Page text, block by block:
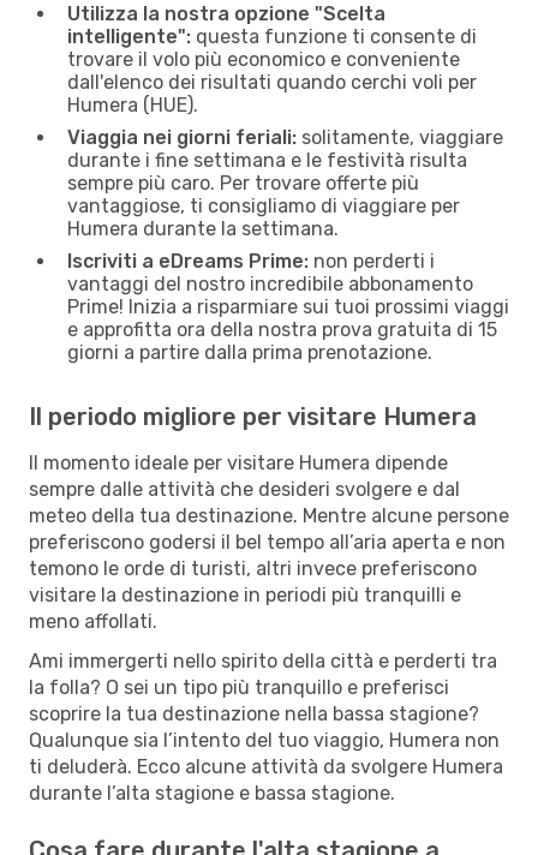
Utilizza la nostra opzione "Scelta
intelligente": questa funzione ti consente di
trovare il volo più economico e conveniente
dall'elenco dei risultati quando cerchi voli per
Humera (HUE).
Viaggia nei giorni feriali: solitamente, viaggiare
durante i fine settimana e le festività risulta
sempre più caro. Per trovare offerte più
vantaggiose, ti consigliamo di viaggiare per
Humera durante la settimana.
Iscriviti a eDreams Prime: non perderti i
vantaggi del nostro incredibile abbonamento
Prime! Inizia a risparmiare sui tuoi prossimi viaggi
e approfitta ora della nostra prova gratuita di 15
giorni a partire dalla prima prenotazione.
Il periodo migliore per visitare Humera
Il momento ideale per visitare Humera dipende
sempre dalle attività che desideri svolgere e dal
meteo della tua destinazione. Mentre alcune persone
preferiscono godersi il bel tempo all’aria aperta e non
temono le orde di turisti, altri invece preferiscono
visitare la destinazione in periodi più tranquilli e
meno affollati.
Ami immergerti nello spirito della città e perderti tra
la folla? O sei un tipo più tranquillo e preferisci
scoprire la tua destinazione nella bassa stagione?
Qualunque sia l’intento del tuo viaggio, Humera non
ti deluderà. Ecco alcune attività da svolgere Humera
durante l’alta stagione e bassa stagione.